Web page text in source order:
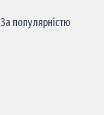
За популярністю